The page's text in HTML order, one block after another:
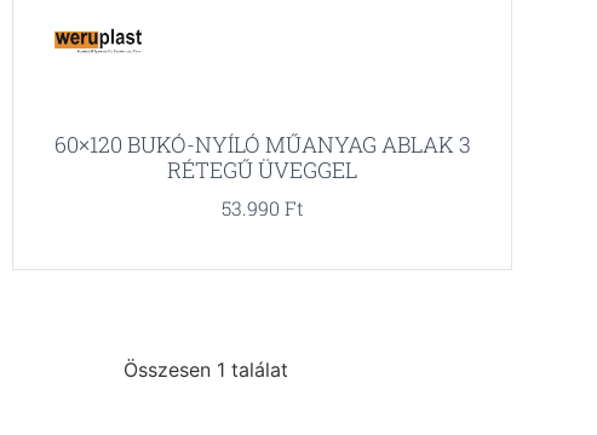
60×120 BUKÓ-NYÍLÓ MŰANYAG ABLAK 3
RÉTEGŰ ÜVEGGEL
53.990 Ft
Összesen 1 találat